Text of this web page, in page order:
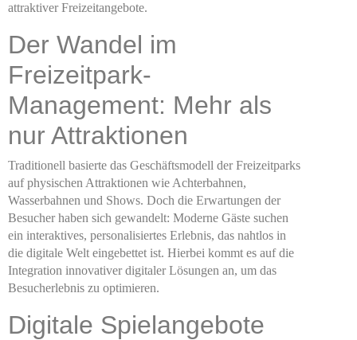
attraktiver Freizeitangebote.
Der Wandel im
Freizeitpark-
Management: Mehr als
nur Attraktionen
Traditionell basierte das Geschäftsmodell der Freizeitparks
auf physischen Attraktionen wie Achterbahnen,
Wasserbahnen und Shows. Doch die Erwartungen der
Besucher haben sich gewandelt: Moderne Gäste suchen
ein interaktives, personalisiertes Erlebnis, das nahtlos in
die digitale Welt eingebettet ist. Hierbei kommt es auf die
Integration innovativer digitaler Lösungen an, um das
Besucherlebnis zu optimieren.
Digitale Spielangebote